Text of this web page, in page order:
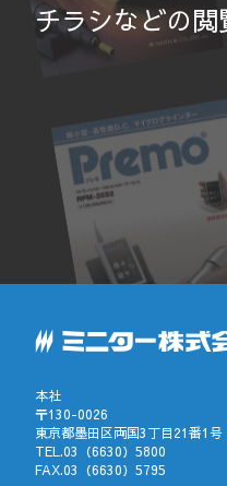
チラシなどの閲
本社
〒130-0026
東京都墨田区両国3丁目21番1号
TEL.03（6630）5800
FAX.03（6630）5795